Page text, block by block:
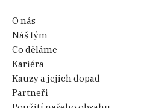
O nás
Náš tým
Co děláme
Kariéra
Kauzy a jejich dopad
Partneři